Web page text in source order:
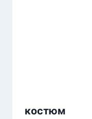
костюм